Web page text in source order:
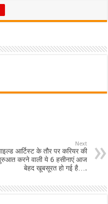
Next
आर्टिस्ट के तौर पर करियर की
करने वाली ये 6 हसीनाएं आज
बेहद खूबसूरत हो गई है….